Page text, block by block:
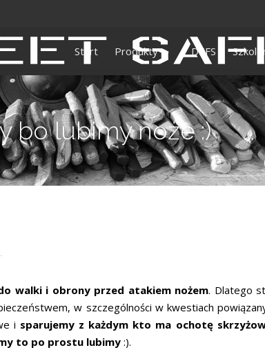
Start Produkty DEFS
bo lubimy noże :)
walki i obrony przed atakiem nożem. Dlatego
w szczególności w kwestiach
i sparujemy z każdym kto ma ochotę
to po prostu lubimy :).